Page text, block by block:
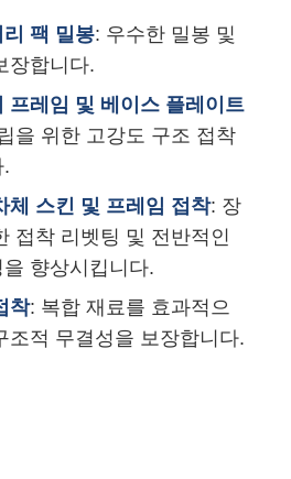
팩 밀봉: 우수한 밀봉 및
장합니다.
프레임 및 베이스 플레이트
을 위한 고강도 구조 접착
체 스킨 및 프레임 접착: 장
접착 리벳팅 및 전반적인
향상시킵니다.
착: 복합 재료를 효과적으
조적 무결성을 보장합니다.